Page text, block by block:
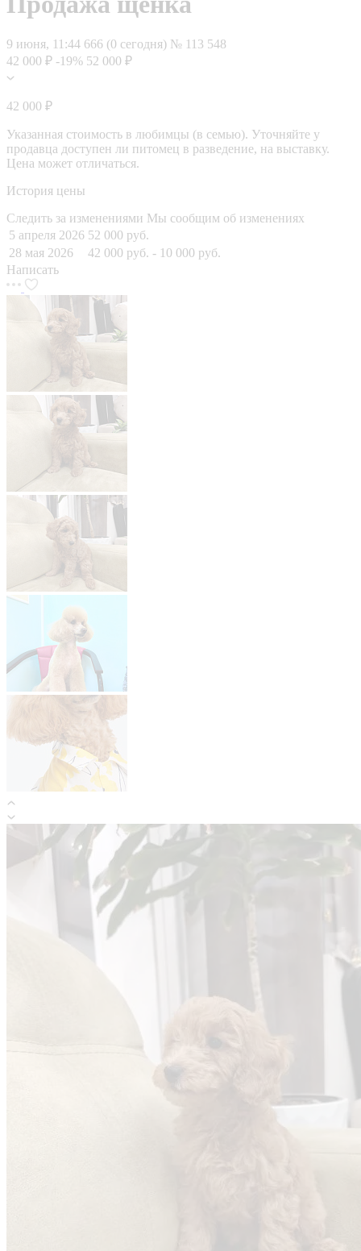
9 июня, 11:44 666 (0 сегодня) № 113 548
42 000 ₽ -19% 52 000 ₽
42 000 ₽
Указанная стоимость в любимцы (в семью). Уточняйте у
продавца доступен ли питомец в разведение, на выставку.
Цена может отличаться.
История цены
Следить за изменениями Мы сообщим об изменениях
5 апреля 2026 52 000 руб.
28 мая 2026
42 000 руб. - 10 000 руб.
Написать